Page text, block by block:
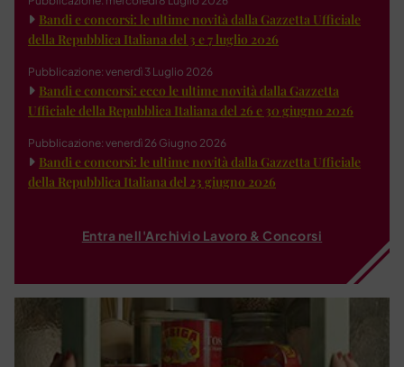
Bandi e concorsi: le ultime novità dalla Gazzetta Ufficiale
della Repubblica Italiana del 3 e 7 luglio 2026
Pubblicazione: venerdì 3 Luglio 2026
Bandi e concorsi: ecco le ultime novità dalla Gazzetta
Ufficiale della Repubblica Italiana del 26 e 30 giugno 2026
Pubblicazione: venerdì 26 Giugno 2026
Bandi e concorsi: le ultime novità dalla Gazzetta Ufficiale
della Repubblica Italiana del 23 giugno 2026
Entra nell'Archivio Lavoro & Concorsi